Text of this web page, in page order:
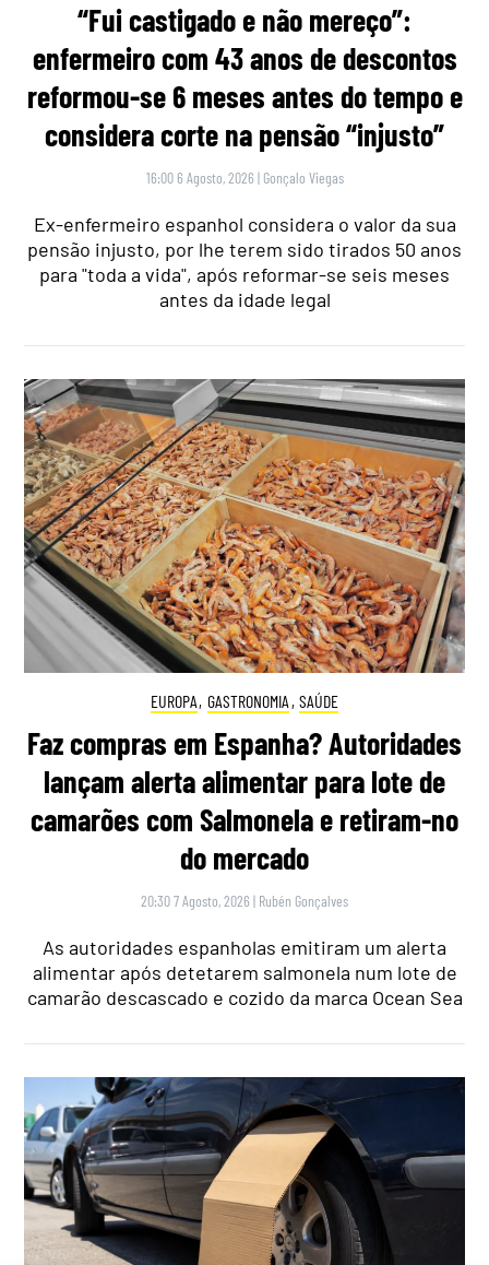
“Fui castigado e não mereço”:
enfermeiro com 43 anos de descontos
reformou-se 6 meses antes do tempo e
considera corte na pensão “injusto”
16:00 6 Agosto, 2026 | Gonçalo Viegas
Ex-enfermeiro espanhol considera o valor da sua
pensão injusto, por lhe terem sido tirados 50 anos
para "toda a vida", após reformar-se seis meses
antes da idade legal
EUROPA, GASTRONOMIA , SAÚDE
Faz compras em Espanha? Autoridades
lançam alerta alimentar para lote de
camarões com Salmonela e retiram-no
do mercado
20:30 7 Agosto, 2026 | Rubén Gonçalves
As autoridades espanholas emitiram um alerta
alimentar após detetarem salmonela num lote de
camarão descascado e cozido da marca Ocean Sea